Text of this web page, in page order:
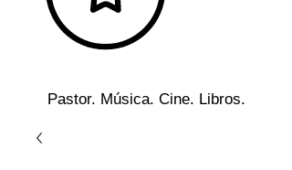
Pastor. Música. Cine. Libros.